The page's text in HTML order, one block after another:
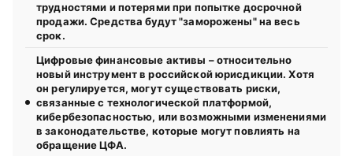
трудностями и потерями при попытке досрочной
продажи. Средства будут "заморожены" на весь
срок.
Цифровые финансовые активы – относительно
новый инструмент в российской юрисдикции. Хотя
он регулируется, могут существовать риски,
связанные с технологической платформой,
кибербезопасностью, или возможными изменениями
в законодательстве, которые могут повлиять на
обращение ЦФА.